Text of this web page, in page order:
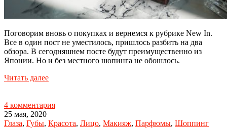
Поговорим вновь о покупках и вернемся к рубрике New In.
Все в один пост не уместилось, пришлось разбить на два
обзора. В сегодняшнем посте будут преимущественно из
Японии. Но и без местного шопинга не обошлось.
Читать далее
4 комментария
25 мая, 2020
Глаза, Губы, Красота, Лицо, Макияж, Парфюмы, Шоппинг